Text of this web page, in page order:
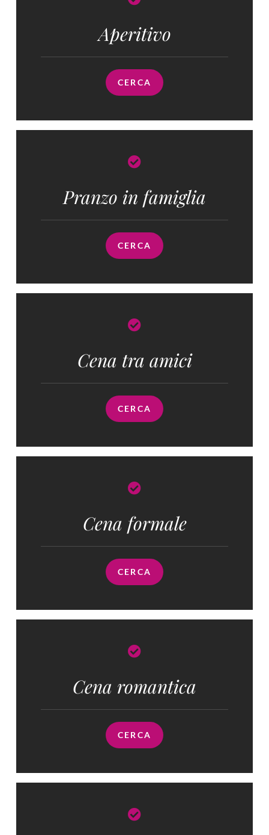
Aperitivo
CERCA
Pranzo in famiglia​
CERCA
Cena tra amici
CERCA
Cena formale
CERCA
Cena romantica
CERCA